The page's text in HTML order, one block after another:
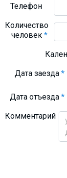
Телефон
Количество
человек*
Дата заезда*
Дата отъезда*
Комментарий